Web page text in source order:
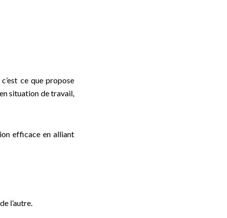
ce que propose
situation de travail,
efficace en alliant
l’autre.